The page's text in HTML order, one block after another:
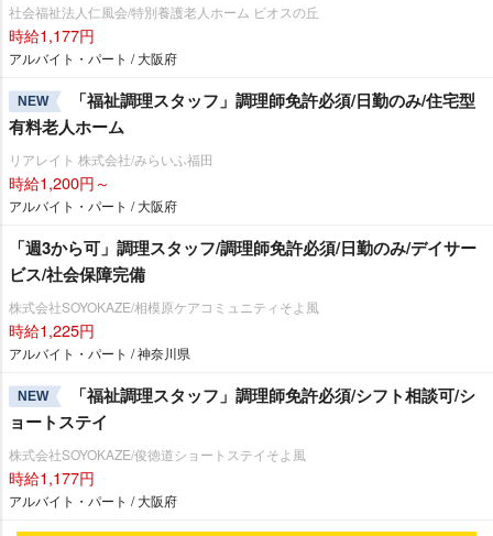
社会福祉法人仁風会/特別養護老人ホーム ビオスの丘
時給1,177円
アルバイト・パート / 大阪府
NEW
「福祉調理スタッフ」調理師免許必須/日勤のみ/住宅型
有料老人ホーム
リアレイト 株式会社/みらいふ福田
時給1,200円～
アルバイト・パート / 大阪府
「週3から可」調理スタッフ/調理師免許必須/日勤のみ/デイサー
ビス/社会保障完備
株式会社SOYOKAZE/相模原ケアコミュニティそよ風
時給1,225円
アルバイト・パート / 神奈川県
NEW
「福祉調理スタッフ」調理師免許必須/シフト相談可/シ
ョートステイ
株式会社SOYOKAZE/俊徳道ショートステイそよ風
時給1,177円
アルバイト・パート / 大阪府